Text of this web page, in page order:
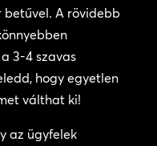
A rövidebb
3-4 szavas
hogy egyetlen
válthat ki!
az ügyfelek